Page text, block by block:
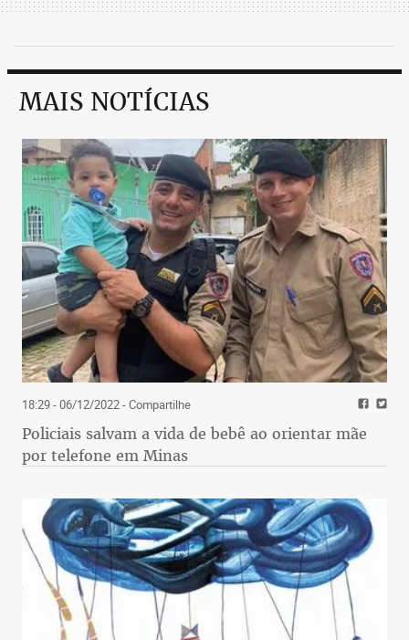
MAIS NOTÍCIAS
18:29 - 06/12/2022- Compartilhe
Policiais salvam a vida de bebê ao orientar mãe
por telefone em Minas